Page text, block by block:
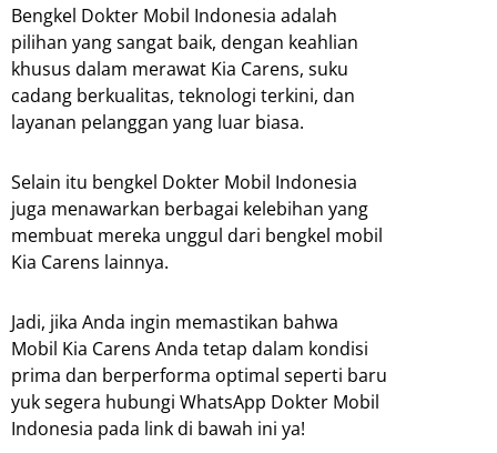
Bengkel Dokter Mobil Indonesia adalah
pilihan yang sangat baik, dengan keahlian
khusus dalam merawat Kia Carens, suku
cadang berkualitas, teknologi terkini, dan
layanan pelanggan yang luar biasa.
Selain itu bengkel Dokter Mobil Indonesia
juga menawarkan berbagai kelebihan yang
membuat mereka unggul dari bengkel mobil
Kia Carens lainnya.
Jadi, jika Anda ingin memastikan bahwa
Mobil Kia Carens Anda tetap dalam kondisi
prima dan berperforma optimal seperti baru
yuk segera hubungi WhatsApp Dokter Mobil
Indonesia pada link di bawah ini ya!